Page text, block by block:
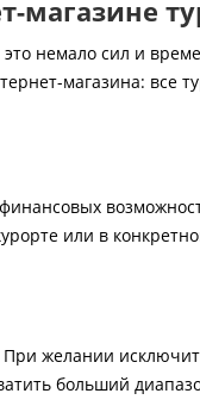
магазине
немало сил и
магазина: все
или в
При желании
больший